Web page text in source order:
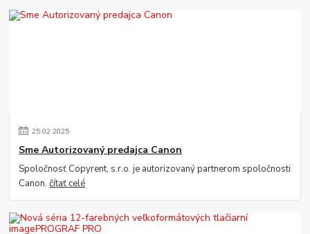
25.02.2025
Sme Autorizovaný predajca Canon
Spoločnosť Copyrent, s.r.o. je autorizovaný partnerom spoločnosti
Canon.čítať celé